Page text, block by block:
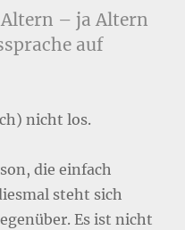
– ja Altern
auf
nicht los.
die einfach
steht sich
Es ist nicht